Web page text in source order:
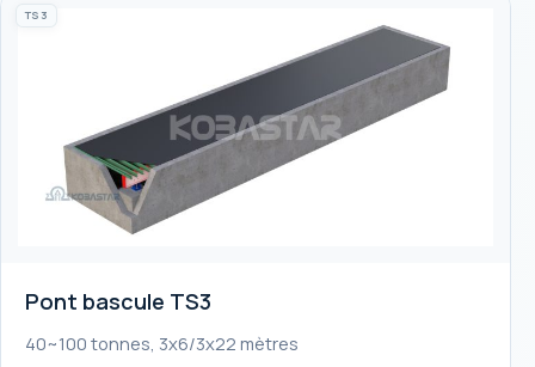
TS3
Pont bascule TS3
40~100 tonnes, 3x6/3x22 mètres